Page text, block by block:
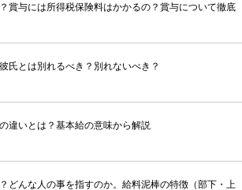
賞与には所得税保険料はかかるの？賞与について徹底
氏とは別れるべき？別れないべき？
違いとは？基本給の意味から解説
どんな人の事を指すのか。給料泥棒の特徴（部下・上